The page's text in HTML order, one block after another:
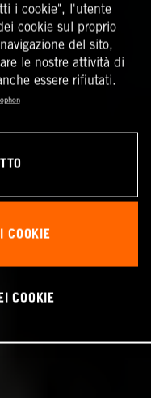
i cookie", l'utente
cookie sul proprio
del sito,
le nostre attività di
essere rifiutati.
COOKIE